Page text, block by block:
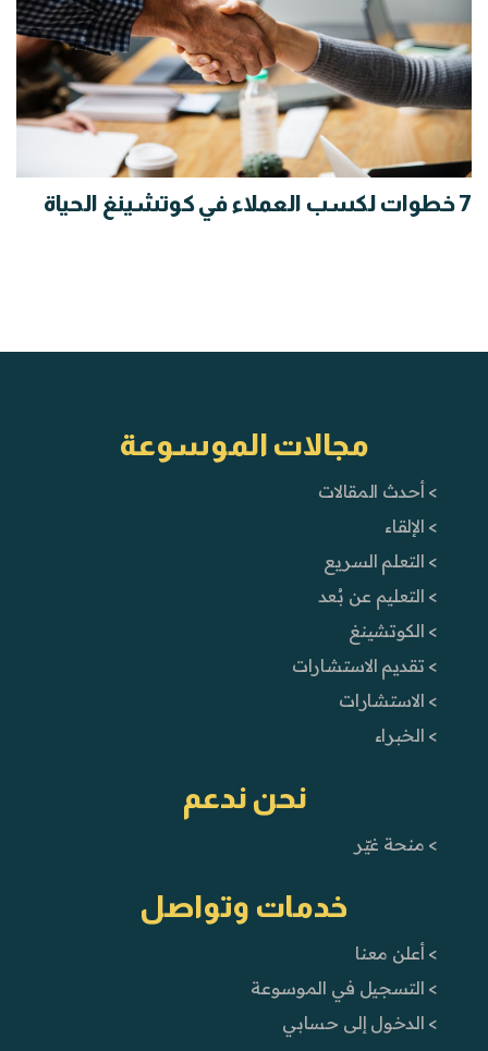
7 خطوات لكسب العملاء في كوتشينغ الحياة
مجالات الموسوعة
> أحدث المقالات
> الإلقاء
> التعلم السريع
> التعليم عن بُعد
> الكوتشينغ
> تقديم الاستشارات
> الاستشارات
> الخبراء
نحن ندعم
> منحة غيّر
خدمات وتواصل
> أعلن معنا
> التسجيل في الموسوعة
> الدخول إلى حسابي